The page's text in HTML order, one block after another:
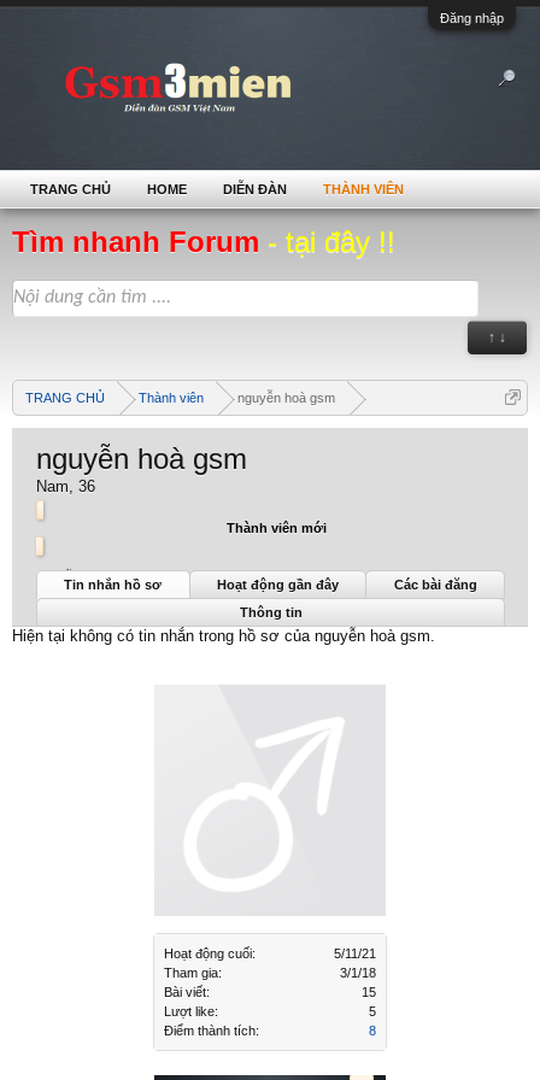
Đăng nhập
Tìm nhanh Forum - tại đây !!
↑ ↓
TRANG CHỦ Thành viên nguyễn hoà gsm
Hoạt động cuối:
5/11/21
Tham gia:
3/1/18
Bài viết:
15
Lượt like:
5
Điểm thành tích:
8
nguyễn hoà gsm
Nam, 36
Thành viên mới
nguyễn hoà gsm được nhìn thấy lần cuối: 5/11/21
Tin nhắn hồ sơ Hoạt động gần đây
Các bài đăng
Thông tin
Hiện tại không có tin nhắn trong hồ sơ của nguyễn hoà gsm.
TRANG CHỦ HOME DIỄN ĐÀN THÀNH VIÊN